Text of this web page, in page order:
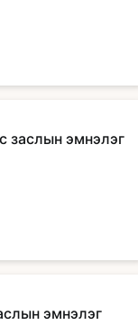
заслын эмнэлэг
эмнэлэг